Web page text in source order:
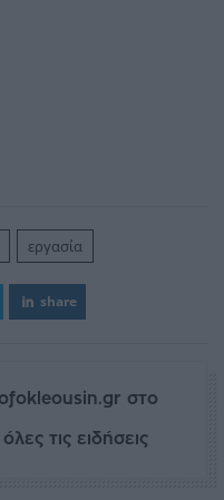
εργασία
share
στο
τις ειδήσεις